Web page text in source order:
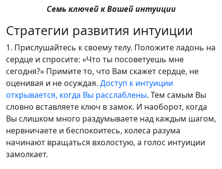
Семь ключей к Вашей интуиции
Стратегии развития интуиции
1. Прислушайтесь к своему телу. Положите ладонь на
сердце и спросите: «Что ты посоветуешь мне
сегодня?» Примите то, что Вам скажет сердце, не
оценивая и не осуждая. Доступ к интуиции
открывается, когда Вы расслаблены. Тем самым Вы
словно вставляете ключ в замок. И наоборот, когда
Вы слишком много раздумываете над каждым шагом,
нервничаете и беспокоитесь, колеса разума
начинают вращаться вхолостую, а голос интуиции
замолкает.